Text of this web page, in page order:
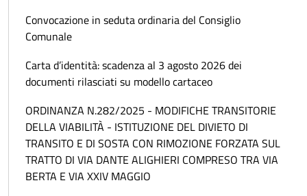
Convocazione in seduta ordinaria del Consiglio
Comunale
Carta d’identità: scadenza al 3 agosto 2026 dei
documenti rilasciati su modello cartaceo
ORDINANZA N.282/2025 - MODIFICHE TRANSITORIE
DELLA VIABILITÀ - ISTITUZIONE DEL DIVIETO DI
TRANSITO E DI SOSTA CON RIMOZIONE FORZATA SUL
TRATTO DI VIA DANTE ALIGHIERI COMPRESO TRA VIA
BERTA E VIA XXIV MAGGIO